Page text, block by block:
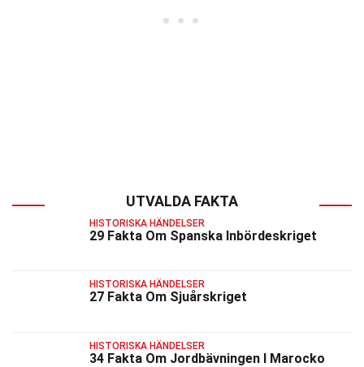
UTVALDA FAKTA
HISTORISKA HÄNDELSER
29 Fakta Om Spanska Inbördeskriget
HISTORISKA HÄNDELSER
27 Fakta Om Sjuårskriget
HISTORISKA HÄNDELSER
34 Fakta Om Jordbävningen I Marocko